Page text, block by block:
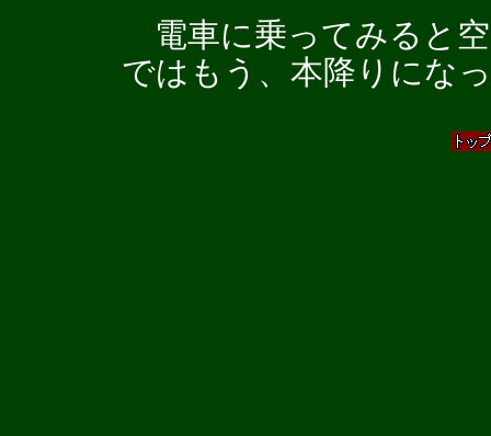
電車に乗ってみると
ではもう、本降りにな